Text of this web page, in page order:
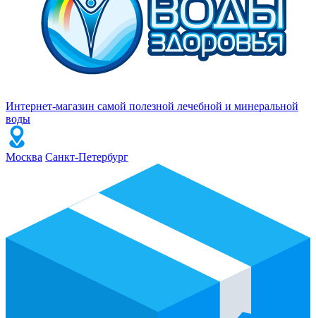
Интернет-магазин самой полезной лечебной и минеральной
воды
Москва Санкт-Петербург